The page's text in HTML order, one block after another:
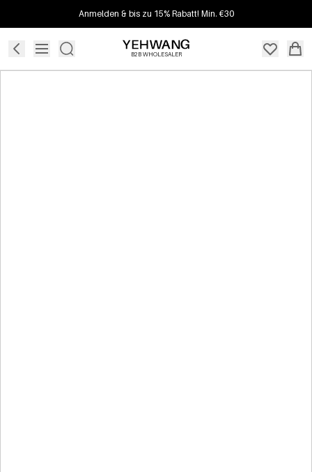
Anmelden & bis zu 15% Rabatt! Min. €30
B2B WHOLESALER